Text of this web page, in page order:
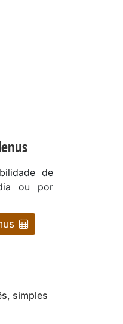
de
ou por
simples